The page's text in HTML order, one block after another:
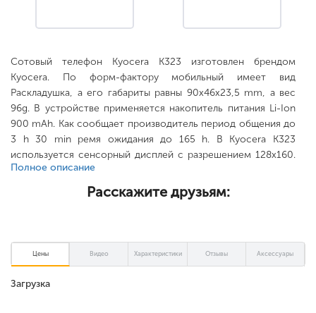
Сотовый телефон Kyocera K323 изготовлен брендом
Kyocera. По форм-фактору мобильный имеет вид
Раскладушка, а его габариты равны 90x46x23,5 mm, а вес
96g. В устройстве применяется накопитель питания Li-Ion
900 mAh. Как сообщает производитель период общения до
3 h 30 min ремя ожидания до 165 h. В Kyocera K323
используется сенсорный дисплей с разрешением 128x160.
Тыловой модуль камеры 0.3 MP, 640x480, увеличивается с
помощью носителя нет. .
Полное описание
Расскажите друзьям:
Цены Видео Характеристики Отзывы Аксессуары
Загрузка